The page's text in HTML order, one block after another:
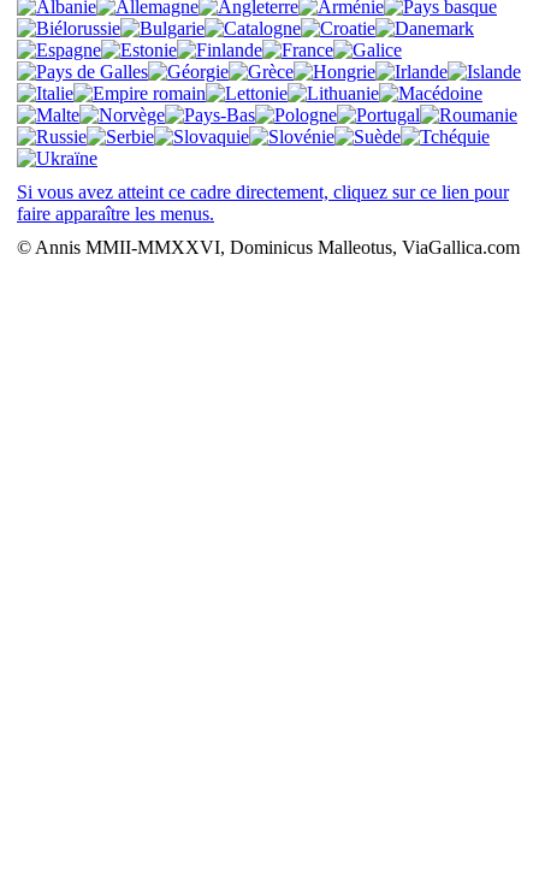
Si vous avez atteint ce cadre directement, cliquez sur ce lien pour
faire apparaître les menus.
© Annis MMII-MMXXVI, Dominicus Malleotus, ViaGallica.com